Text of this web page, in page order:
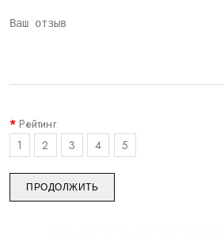
Рейтинг
1
2 3 4 5
ПРОДОЛЖИТЬ